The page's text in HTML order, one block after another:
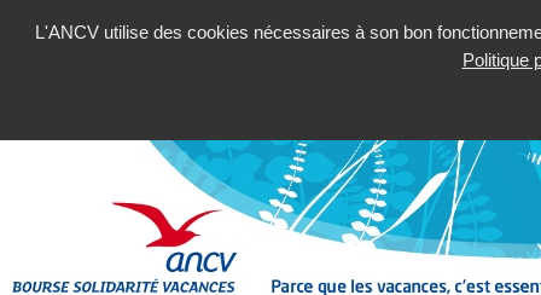
L'ANCV utilise des cookies nécessaires à son bon
Politique